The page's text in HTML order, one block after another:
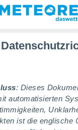
: Dieses
automatisierten
ist die englische